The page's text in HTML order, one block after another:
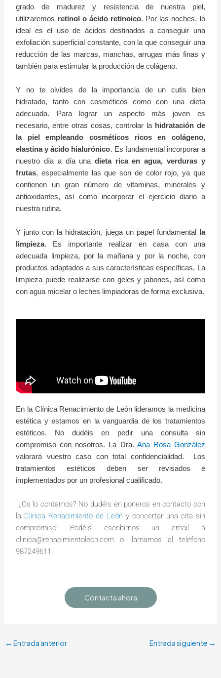
grado de madurez y resistencia de nuestra piel,
utilizaremos retinol o ácido retinoico. Por las noches, lo
ideal es el uso de ácidos destinados a conseguir una
exfoliación superficial constante, con la que conseguir una
reducción de las marcas, manchas, arrugas más finas y
también para estimular la producción de colágeno.
Y no te olvides de la importancia de un cutis bien
hidratado, tanto con cosméticos como con una dieta
adecuada. Para lograr un aspecto más joven es
necesario, entre otras cosas, controlar la hidratación de
la piel empleando cosméticos ricos en colágeno,
elastina y ácido hialurónico. Es fundamental incorporar a
nuestro día a día una dieta rica en agua, verduras y
frutas, especialmente las que son de color rojo, ya que
contienen un gran número de vitaminas, minerales y
antioxidantes, así como incorporar el ejercicio diario a
nuestra rutina.
Y junto con la hidratación, juega un papel fundamental la
limpieza. Es importante realizar en casa con una
adecuada limpieza, por la mañana y por la noche, con
productos adaptados a sus características específicas. La
limpieza puede realizarse con geles y jabones, así como
con agua micelar o leches limpiadoras de forma exclusiva.
En la Clínica Renacimiento de León lideramos la medicina
estética y estamos en la vanguardia de los tratamientos
estéticos. No dudéis en pedir una consulta sin
compromiso con nosotros. La Dra. Ana Rosa González
valorará vuestro caso con total confidencialidad. Los
tratamientos estéticos deben ser revisados e
implementados por un profesional cualificado.
¿Os lo contamos? No dudéis en poneros en contacto con
la Clínica Renacimiento de León y concertar una cita sin
compromiso. Podéis escribirnos un email a
clinica@renacimientoleon.com o llamarnos al teléfono
987249611.
Contacta ahora
← Entrada anterior Entrada siguiente →